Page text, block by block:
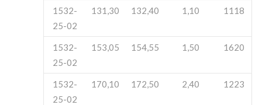
1532-
25-02
131,30 132,40 1,10 1118
1532-
25-02
153,05 154,55 1,50 1620
1532-
25-02
170,10 172,50 2,40 1223